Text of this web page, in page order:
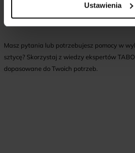
Ustawienia
zabezpieczające, ale zawsze warto
mocowania.
Masz pytania lub potrzebujesz pomocy w
sztycę? Skorzystaj z wiedzy ekspertów
dopasowane do Twoich potrzeb.